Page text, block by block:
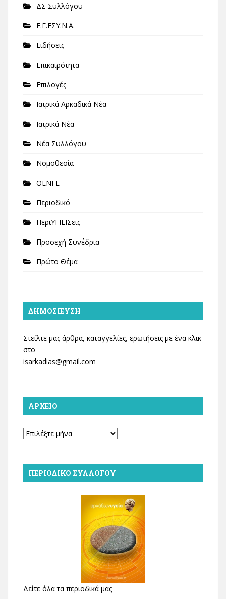
ΔΣ Συλλόγου
Ε.Γ.ΕΣΥ.Ν.Α.
Ειδήσεις
Επικαιρότητα
Επιλογές
Ιατρικά Αρκαδικά Νέα
Ιατρικά Νέα
Νέα Συλλόγου
Νομοθεσία
ΟΕΝΓΕ
Περιοδικό
ΠεριΥΓΙΕΙΣεις
Προσεχή Συνέδρια
Πρώτο Θέμα
ΔΗΜΟΣΊΕΥΣΗ
Στείλτε μας άρθρα, καταγγελίες, ερωτήσεις με ένα κλικ
στο
isarkadias@gmail.com
ΑΡΧΕΊΟ
Αρχείο
ΠΕΡΙΟΔΙΚΌ ΣΥΛΛΌΓΟΥ
Δείτε όλα τα περιοδικά μας